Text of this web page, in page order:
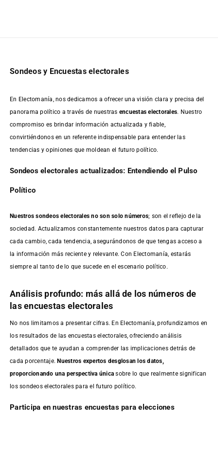
Sondeos y Encuestas electorales
En Electomanía, nos dedicamos a ofrecer una visión clara y precisa del
panorama político a través de nuestras encuestas electorales. Nuestro
compromiso es brindar información actualizada y fiable,
convirtiéndonos en un referente indispensable para entender las
tendencias y opiniones que moldean el futuro político.
Sondeos electorales actualizados: Entendiendo el Pulso
Político
Nuestros sondeos electorales no son solo números; son el reflejo de la
sociedad. Actualizamos constantemente nuestros datos para capturar
cada cambio, cada tendencia, asegurándonos de que tengas acceso a
la información más reciente y relevante. Con Electomanía, estarás
siempre al tanto de lo que sucede en el escenario político.
Análisis profundo: más allá de los números de
las encuestas electorales
No nos limitamos a presentar cifras. En Electomanía, profundizamos en
los resultados de las encuestas electorales, ofreciendo análisis
detallados que te ayudan a comprender las implicaciones detrás de
cada porcentaje.Nuestros expertos desglosan los datos,
proporcionando una perspectiva única sobre lo que realmente significan
los sondeos electorales para el futuro político.
Participa en nuestras encuestas para elecciones